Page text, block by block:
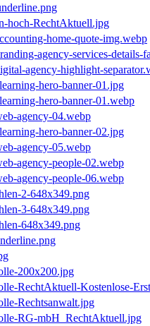
hoch-RechtAktuell.jpg
home-quote-img.webp
agency-services-details-
agency-highlight-
hero-banner-01.jpg
hero-banner-01.webp
agency-04.webp
hero-banner-02.jpg
agency-05.webp
agency-people-02.webp
agency-people-06.webp
2-648x349.png
3-648x349.png
648x349.png
200x200.jpg
RechtAktuell-Kostenlose-
Rechtsanwalt.jpg
RG-mbH_RechtAktuell.jpg